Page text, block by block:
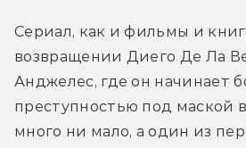
Сериал, как и фильмы и
возвращении Диего Де Ла
Анджелес, где он начинает
преступностью под маской
много ни мало, а один из